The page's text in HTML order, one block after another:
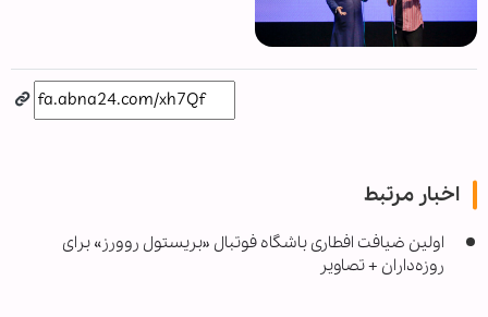
اخبار مرتبط
اولین ضیافت افطاری باشگاه فوتبال «بریستول روورز» برای
روزه‌داران + تصاویر